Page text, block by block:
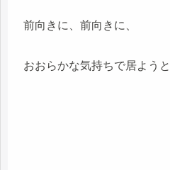
前向きに、前向きに、
おおらかな気持ちで居ようと